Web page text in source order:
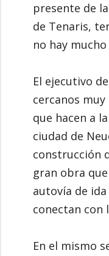
presente de
de Tenaris,
no hay
El ejecutivo
cercanos
que hacen a
ciudad de
construcción
gran obra
autovía de
conectan con
En el mismo